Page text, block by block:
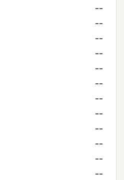
--
--
--
--
--
--
--
--
--
--
--
--